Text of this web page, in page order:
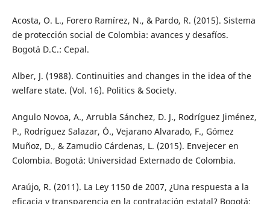
Acosta, O. L., Forero Ramírez, N., & Pardo, R. (2015). Sistema
de protección social de Colombia: avances y desafíos.
Bogotá D.C.: Cepal.
Alber, J. (1988). Continuities and changes in the idea of the
welfare state. (Vol. 16). Politics & Society.
Angulo Novoa, A., Arrubla Sánchez, D. J., Rodríguez Jiménez,
P., Rodríguez Salazar, Ó., Vejarano Alvarado, F., Gómez
Muñoz, D., & Zamudio Cárdenas, L. (2015). Envejecer en
Colombia. Bogotá: Universidad Externado de Colombia.
Araújo, R. (2011). La Ley 1150 de 2007, ¿Una respuesta a la
eficacia y transparencia en la contratación estatal? Bogotá: